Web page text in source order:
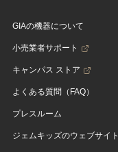
GIAの機器について
小売業者サポート
キャンパス ストア
よくある質問（FAQ）
プレスルーム
ジェムキッズのウェブサイト